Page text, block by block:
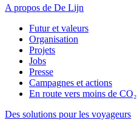
A propos de De Lijn
Futur et valeurs
Organisation
Projets
Jobs
Presse
Campagnes et actions
En route vers moins de CO₂
Des solutions pour les voyageurs